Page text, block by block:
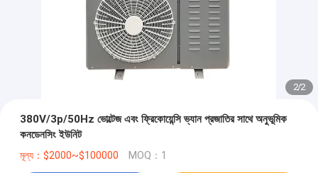
2/2
380V/3p/50Hz ভোল্টেজ এবং ফ্রিকোয়েন্সি ভ্যান প্রজাতির সাথে অনুভূমিক
কনডেনসিং ইউনিট
মূল্য：$2000~$100000 MOQ：1